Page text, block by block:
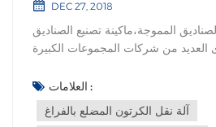
DEC 27, 2018
المموجة،ماكينة تصنيع الصناديق
العديد من شركات المجموعات الكبيرة
الكرتون المموج المطبوعة بالكامل،
المطلية باللون الأبيض حسب ما
يتطلبه العص...
العلامات :
آلة نقل الكرتون المضلع بالفراغ